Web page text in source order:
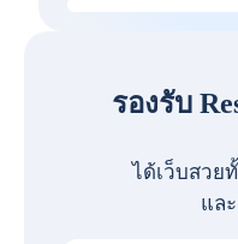
รองรับ
ได้เว็บสวย
แล